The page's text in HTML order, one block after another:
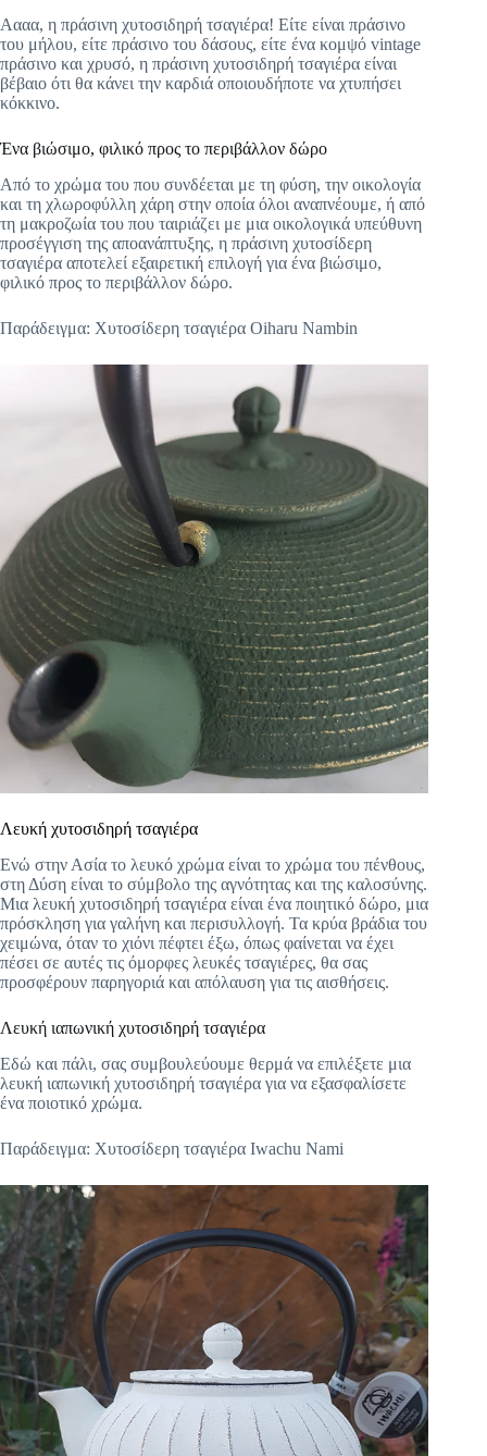
Αααα, η πράσινη χυτοσιδηρή τσαγιέρα! Είτε είναι πράσινο
του μήλου, είτε πράσινο του δάσους, είτε ένα κομψό vintage
πράσινο και χρυσό, η πράσινη χυτοσιδηρή τσαγιέρα είναι
βέβαιο ότι θα κάνει την καρδιά οποιουδήποτε να χτυπήσει
κόκκινο.
Ένα βιώσιμο, φιλικό προς το περιβάλλον δώρο
Από το χρώμα του που συνδέεται με τη φύση, την οικολογία
και τη χλωροφύλλη χάρη στην οποία όλοι αναπνέουμε, ή από
τη μακροζωία του που ταιριάζει με μια οικολογικά υπεύθυνη
προσέγγιση της αποανάπτυξης, η πράσινη χυτοσίδερη
τσαγιέρα αποτελεί εξαιρετική επιλογή για ένα βιώσιμο,
φιλικό προς το περιβάλλον δώρο.
Παράδειγμα: Χυτοσίδερη τσαγιέρα Oiharu Nambin
Λευκή χυτοσιδηρή τσαγιέρα
Ενώ στην Ασία το λευκό χρώμα είναι το χρώμα του πένθους,
στη Δύση είναι το σύμβολο της αγνότητας και της καλοσύνης.
Μια λευκή χυτοσιδηρή τσαγιέρα είναι ένα ποιητικό δώρο, μια
πρόσκληση για γαλήνη και περισυλλογή. Τα κρύα βράδια του
χειμώνα, όταν το χιόνι πέφτει έξω, όπως φαίνεται να έχει
πέσει σε αυτές τις όμορφες λευκές τσαγιέρες, θα σας
προσφέρουν παρηγοριά και απόλαυση για τις αισθήσεις.
Λευκή ιαπωνική χυτοσιδηρή τσαγιέρα
Εδώ και πάλι, σας συμβουλεύουμε θερμά να επιλέξετε μια
λευκή ιαπωνική χυτοσιδηρή τσαγιέρα για να εξασφαλίσετε
ένα ποιοτικό χρώμα.
Παράδειγμα: Χυτοσίδερη τσαγιέρα Iwachu Nami